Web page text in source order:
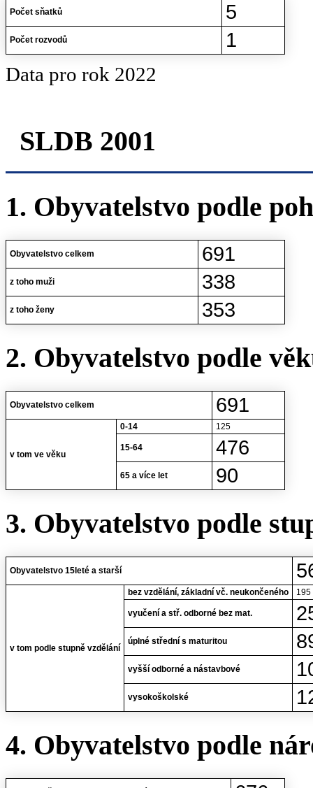
Počet sňatků 5
Počet rozvodů
1
Data pro rok 2022
SLDB 2001
1. Obyvatelstvo podle
Obyvatelstvo celkem 691
z toho muži 338
z toho ženy 353
2. Obyvatelstvo podle
Obyvatelstvo celkem 691
v tom ve věku
0-14 125
15-64 476
65 a více let 90
3. Obyvatelstvo podle
Obyvatelstvo 15leté a starší
v tom podle stupně vzdělání
bez vzdělání, základní vč. neukončeného 195
vyučení a stř. odborné bez mat.
úplné střední s maturitou
vyšší odborné a nástavbové
vysokoškolské
4. Obyvatelstvo podle